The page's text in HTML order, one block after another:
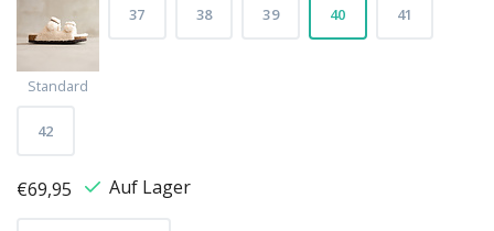
Standard
37 38 39 40 41
42
€69,95 Auf Lager